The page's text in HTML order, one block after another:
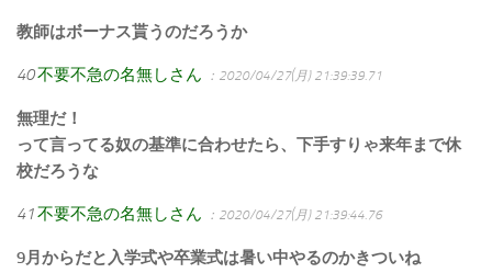
教師はボーナス貰うのだろうか
40不要不急の名無しさん ：2020/04/27(月) 21:39:39.71
無理だ！
って言ってる奴の基準に合わせたら、下手すりゃ来年まで休
校だろうな
41不要不急の名無しさん ：2020/04/27(月) 21:39:44.76
9月からだと入学式や卒業式は暑い中やるのかきついね